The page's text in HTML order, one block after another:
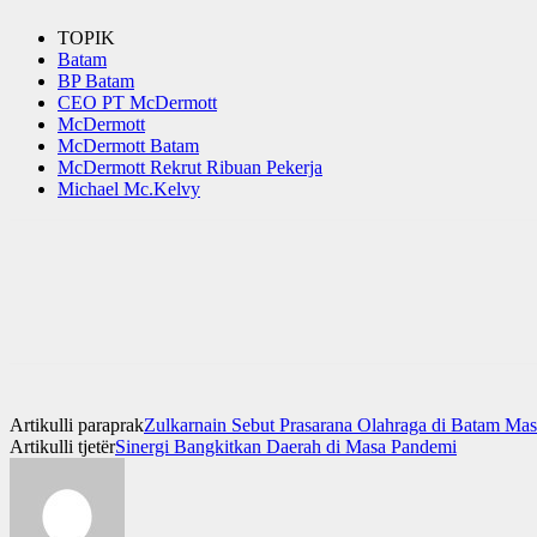
TOPIK
Batam
BP Batam
CEO PT McDermott
McDermott
McDermott Batam
McDermott Rekrut Ribuan Pekerja
Michael Mc.Kelvy
Artikulli paraprakZulkarnain Sebut Prasarana Olahraga di Batam
Artikulli tjetërSinergi Bangkitkan Daerah di Masa Pandemi